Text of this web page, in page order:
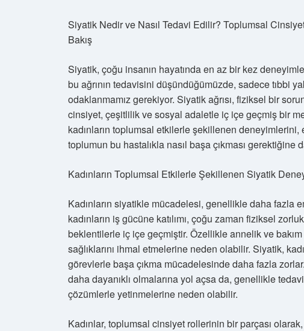
Siyatik Nedir ve Nasıl Tedavi Edilir? Toplumsal
Bakış
Siyatik, çoğu insanın hayatında en az bir kez
bu ağrının tedavisini düşündüğümüzde, sadece tıbbi
odaklanmamız gerekiyor. Siyatik ağrısı, fiziksel bir
cinsiyet, çeşitlilik ve sosyal adaletle iç içe geçmiş bir
kadınların toplumsal etkilerle şekillenen deneyimlerini,
toplumun bu hastalıkla nasıl başa çıkması gerektiğine
Kadınların Toplumsal Etkilerle Şekillenen Siyatik
Kadınların siyatikle mücadelesi, genellikle daha fazla
kadınların iş gücüne katılımı, çoğu zaman fiziksel
beklentilerle iç içe geçmiştir. Özellikle annelik ve
sağlıklarını ihmal etmelerine neden olabilir. Siyatik,
görevlerle başa çıkma mücadelesinde daha fazla
daha dayanıklı olmalarına yol açsa da, genellikle
çözümlerle yetinmelerine neden olabilir.
Kadınlar, toplumsal cinsiyet rollerinin bir parçası